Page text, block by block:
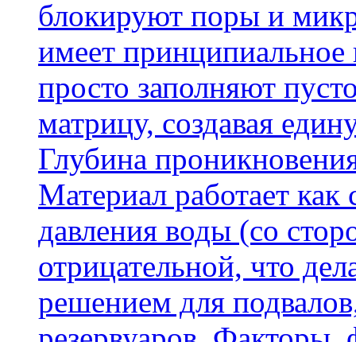
блокируют поры и
имеет
просто заполняют
матрицу, создавая
Глубина
Материал работает
давления воды (со
отрицательной, что
решением для